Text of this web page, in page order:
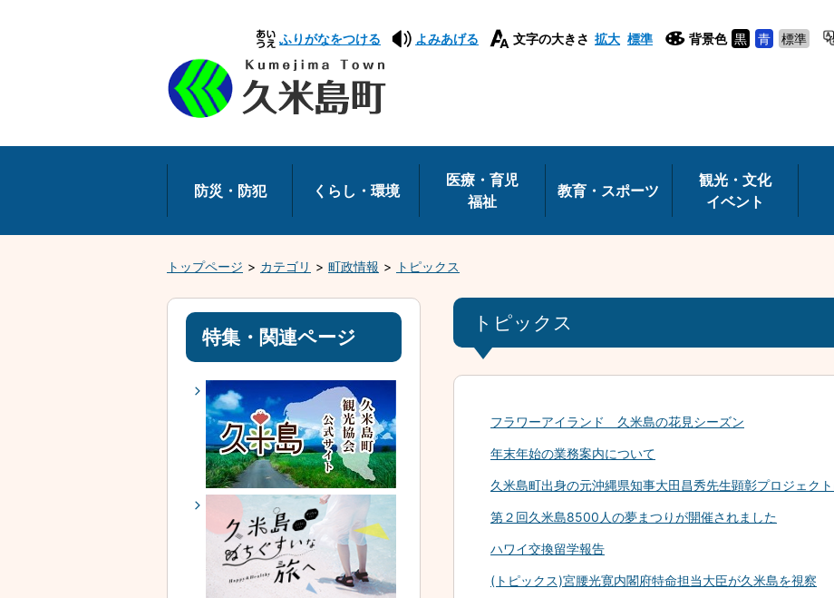
本
文
へ
移
動
ふりがなをつける よみあげる 文字の大きさ 拡大 標準 背景色 黒 青 標準
防災・防犯 くらし・環境
医療・育児
福祉
教育・スポーツ
観光・文化
イベント
トップページ カテゴリ 町政情報 トピックス
トピックス
フラワーアイランド 久米島の花見シーズン
年末年始の業務案内について
久米島町出身の元沖縄県知事大田昌秀先生顕彰プロジェク
第２回久米島8500人の夢まつりが開催されました
ハワイ交換留学報告
(トピックス)宮腰光寛内閣府特命担当大臣が久米島を視察
特集・関連ページ